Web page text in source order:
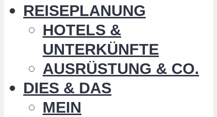
REISEPLANUNG
HOTELS &
UNTERKÜNFTE
AUSRÜSTUNG & CO.
DIES & DAS
MEIN